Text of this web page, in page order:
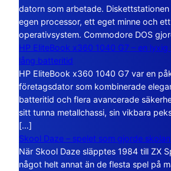
datorn som arbetade. Diskettstationen
egen processor, ett eget minne och
operativsystem. Commodore DOS
HP EliteBook x360 1040 G7 – en
lång batteritid
HP EliteBook x360 1040 G7 var en
företagsdator som kombinerade
batteritid och flera avancerade
sitt tunna metallchassi, sin vikbara
[…]
Skool Daze – spelet som gjorde
När Skool Daze släpptes 1984 till ZX
något helt annat än de flesta spel på